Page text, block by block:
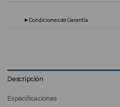
►Condiciones de Garantía
Descripción
Especificaciones